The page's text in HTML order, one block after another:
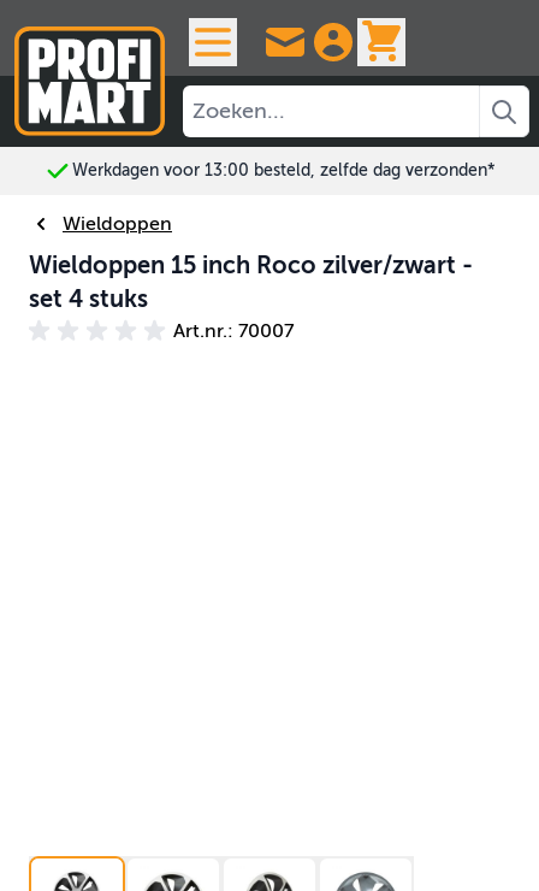
Werkdagen voor 13:00 besteld, zelfde dag verzonden*
Wieldoppen
Wieldoppen 15 inch Roco zilver/zwart -
set 4 stuks
Art.nr.: 70007